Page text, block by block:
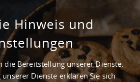
nahe der A5
Oberrhein
Baden-Baden, Deutschland
Hinweis und
die Bereitstellung unserer Dienste.
Dienste erklären Sie sich